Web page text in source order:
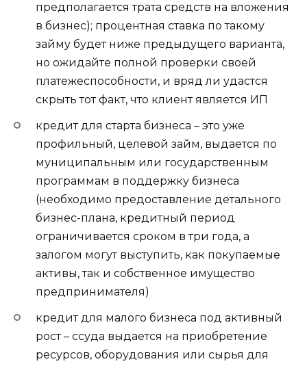
предполагается трата средств на вложения
в бизнес); процентная ставка по такому
займу будет ниже предыдущего варианта,
но ожидайте полной проверки своей
платежеспособности, и вряд ли удастся
скрыть тот факт, что клиент является ИП
кредит для старта бизнеса – это уже
профильный, целевой займ, выдается по
муниципальным или государственным
программам в поддержку бизнеса
(необходимо предоставление детального
бизнес-плана, кредитный период
ограничивается сроком в три года, а
залогом могут выступить, как покупаемые
активы, так и собственное имущество
предпринимателя)
кредит для малого бизнеса под активный
рост– ссуда выдается на приобретение
ресурсов, оборудования или сырья для